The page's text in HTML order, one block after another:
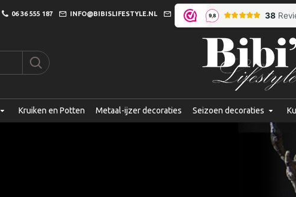
06 36 555 187 INFO@BIBISLIFESTYLE.NL
Kruiken en Potten Metaal-ijzer decoraties Seizoen decoraties